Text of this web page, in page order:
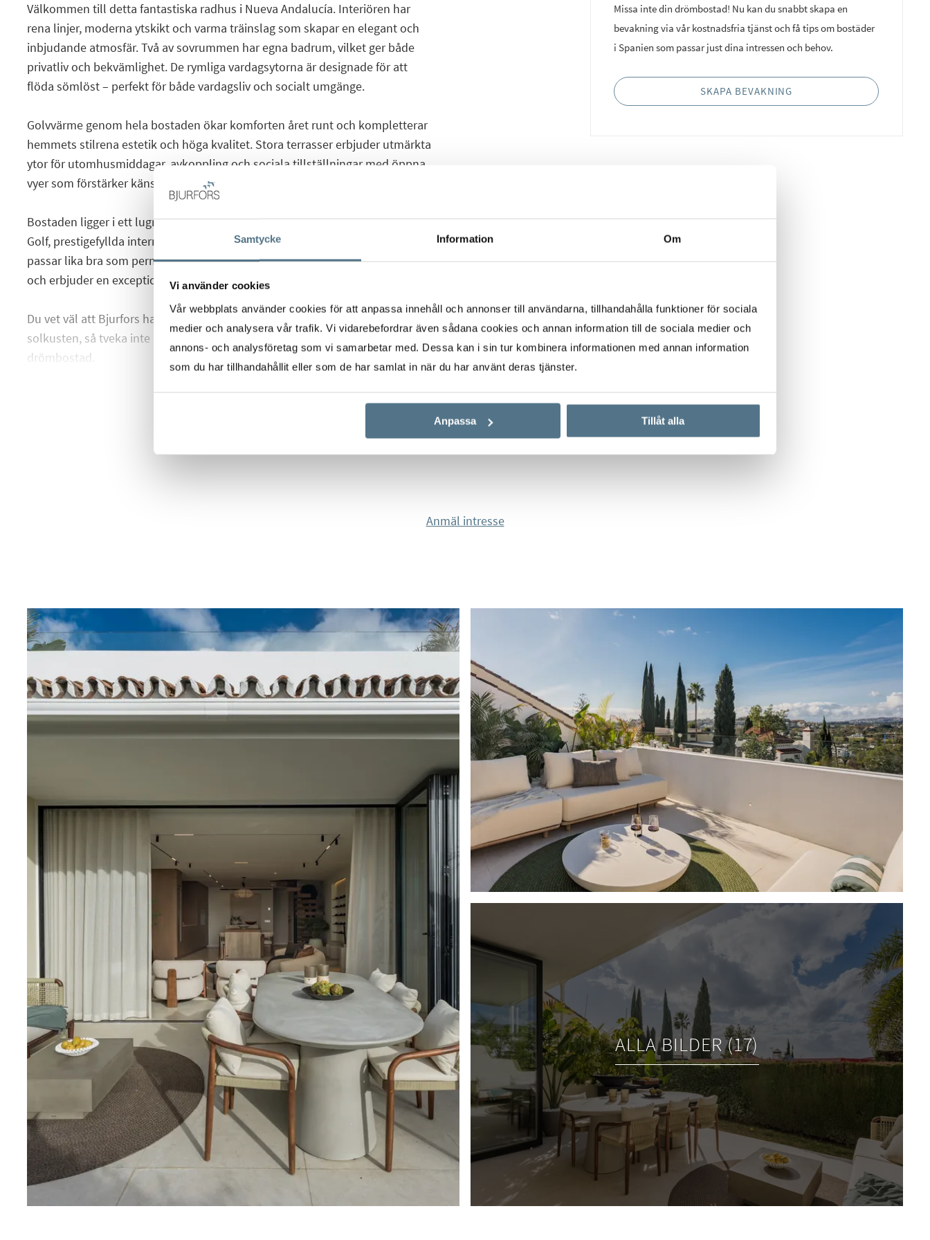
Samtycke Information Om
Vi använder cookies
Vår webbplats använder cookies för att anpassa innehåll och annonser till användarna, tillhandahålla funktioner för sociala
medier och analysera vår trafik. Vi vidarebefordrar även sådana cookies och annan information till de sociala medier och
annons- och analysföretag som vi samarbetar med. Dessa kan i sin tur kombinera informationen med annan information
som du har tillhandahållit eller som de har samlat in när du har använt deras tjänster.
Anpassa Tillåt alla
Missa inte din drömbostad! Nu kan du snabbt skapa en
bevakning via vår kostnadsfria tjänst och få tips om bostäder
i Spanien som passar just dina intressen och behov.
SKAPA BEVAKNING
Välkommen till detta fantastiska radhus i Nueva Andalucía. Interiören har
rena linjer, moderna ytskikt och varma träinslag som skapar en elegant och
inbjudande atmosfär. Två av sovrummen har egna badrum, vilket ger både
privatliv och bekvämlighet. De rymliga vardagsytorna är designade för att
flöda sömlöst – perfekt för både vardagsliv och socialt umgänge.
Golvvärme genom hela bostaden ökar komforten året runt och kompletterar
hemmets stilrena estetik och höga kvalitet. Stora terrasser erbjuder utmärkta
ytor för utomhusmiddagar, avkoppling och sociala tillställningar med öppna
vyer som förstärker känslan av ljus och rymd.
Bostaden ligger i ett lugnt och välskött område med nära avstånd till Aloha
Golf, prestigefyllda internationella skolor och alla lokala bekvämligheter. Den
passar lika bra som permanentboende eller som en stilfull semesterbostad
och erbjuder en exceptionell livsstil i hjärtat av Marbella.
Du vet väl att Bjurfors har tillgång till hela utbudet av bostäder till salu på
solkusten, så tveka inte att kontakta oss så hjälper vi dig att hitta din
drömbostad.
Anmäl intresse
ALLA BILDER (17)